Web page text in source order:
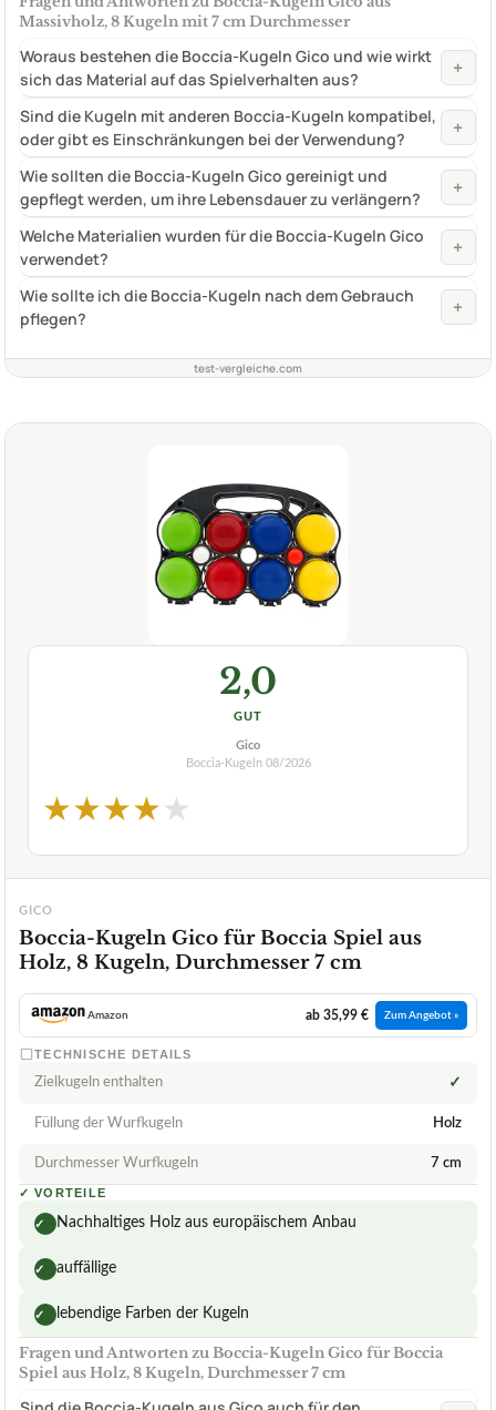
Massivholz, 8 Kugeln mit 7 cm Durchmesser
Woraus bestehen die Boccia-Kugeln Gico und wie wirkt
sich das Material auf das Spielverhalten aus?
+
Sind die Kugeln mit anderen Boccia-Kugeln kompatibel,
oder gibt es Einschränkungen bei der Verwendung?
+
Wie sollten die Boccia-Kugeln Gico gereinigt und
gepflegt werden, um ihre Lebensdauer zu verlängern?
+
Welche Materialien wurden für die Boccia-Kugeln Gico
verwendet?
+
Wie sollte ich die Boccia-Kugeln nach dem Gebrauch
pflegen?
+
test-vergleiche.com
2,0
GUT
Gico
Boccia-Kugeln 08/2026
★★★★★
GICO
Boccia-Kugeln Gico für Boccia Spiel aus
Holz, 8 Kugeln, Durchmesser 7 cm
Amazon ab 35,99 € Zum Angebot »
TECHNISCHE DETAILS
Zielkugeln enthalten ✓
Füllung der Wurfkugeln Holz
Durchmesser Wurfkugeln 7 cm
✓ VORTEILE
✓ Nachhaltiges Holz aus europäischem Anbau
✓ auffällige
✓ lebendige Farben der Kugeln
Fragen und Antworten zu Boccia-Kugeln Gico für Boccia
Spiel aus Holz, 8 Kugeln, Durchmesser 7 cm